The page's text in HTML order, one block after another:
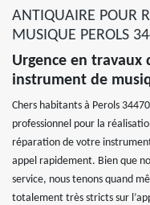
ANTIQUAIRE POUR
MUSIQUE PEROLS
Urgence en travaux
instrument de
Chers habitants à Perols
professionnel pour la
réparation de votre
appel rapidement. Bien que
service, nous tenons quand
totalement très stricts sur